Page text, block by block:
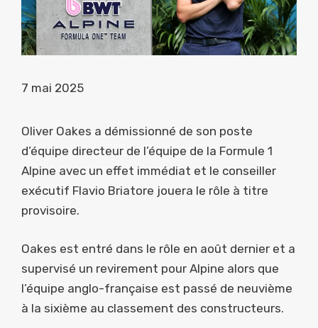
7 mai 2025
Oliver Oakes a démissionné de son poste
d’équipe directeur de l’équipe de la Formule 1
Alpine avec un effet immédiat et le conseiller
exécutif Flavio Briatore jouera le rôle à titre
provisoire.
Oakes est entré dans le rôle en août dernier et a
supervisé un revirement pour Alpine alors que
l’équipe anglo-française est passé de neuvième
à la sixième au classement des constructeurs.